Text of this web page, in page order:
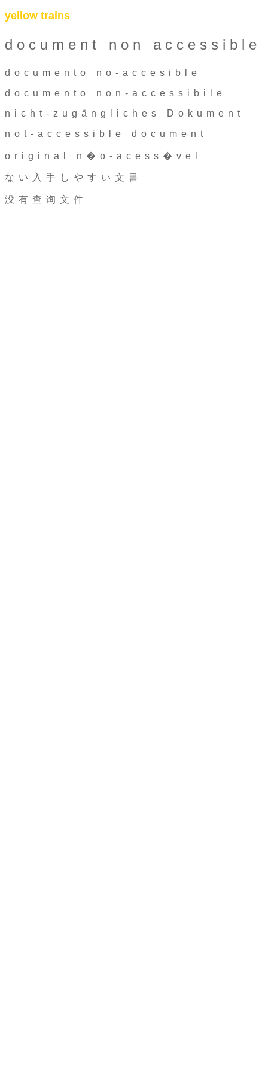
yellow trains
document non accessible
documento no-accesible
documento non-accessibile
nicht-zugängliches Dokument
not-accessible document
original n�o-acess�vel
ない入手しやすい文書
没有查询文件